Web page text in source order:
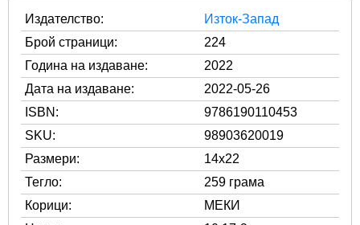
Издателство:
Изток-Запад
Брой страници:
224
Година на издаване:
2022
Дата на издаване:
2022-05-26
ISBN:
9786190110453
SKU:
98903620019
Размери:
14x22
Тегло:
259 грама
Корици:
МЕКИ